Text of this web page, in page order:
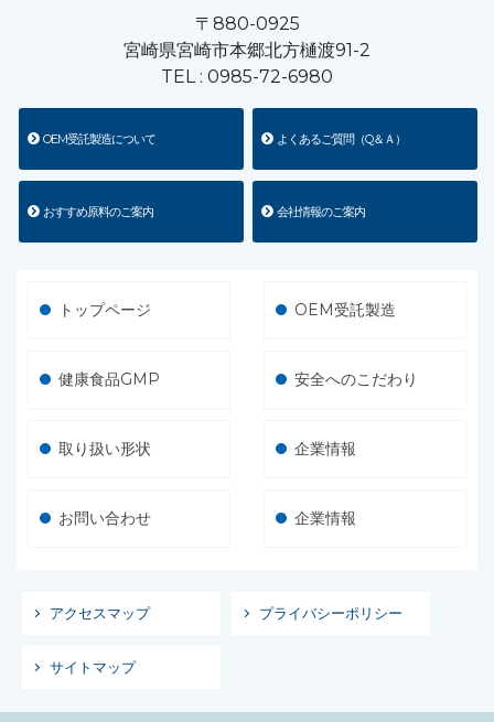
〒880-0925
宮崎県宮崎市本郷北方樋渡91-2
TEL : 0985-72-6980
OEM受託製造について よくあるご質問（Q＆Ａ）
おすすめ原料のご案内 会社情報のご案内
トップページ OEM受託製造
健康食品GMP 安全へのこだわり
取り扱い形状 企業情報
お問い合わせ 企業情報
アクセスマップ プライバシーポリシー
サイトマップ